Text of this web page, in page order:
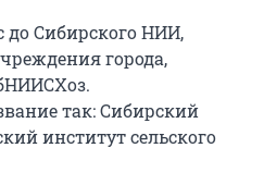
до Сибирского НИИ,
города,
так: Сибирский
институт сельского